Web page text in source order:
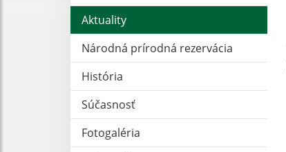
Aktuality
Národná prírodná rezervácia
História
Súčasnosť
Fotogaléria